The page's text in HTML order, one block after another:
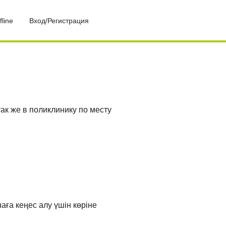
Вход/Регистрация
же в поликлинику по месту
кеңес алу үшін көріне